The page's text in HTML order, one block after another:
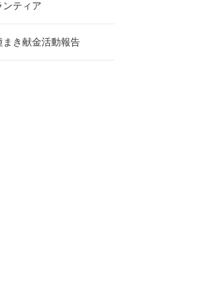
ンティア
まき献金活動報告